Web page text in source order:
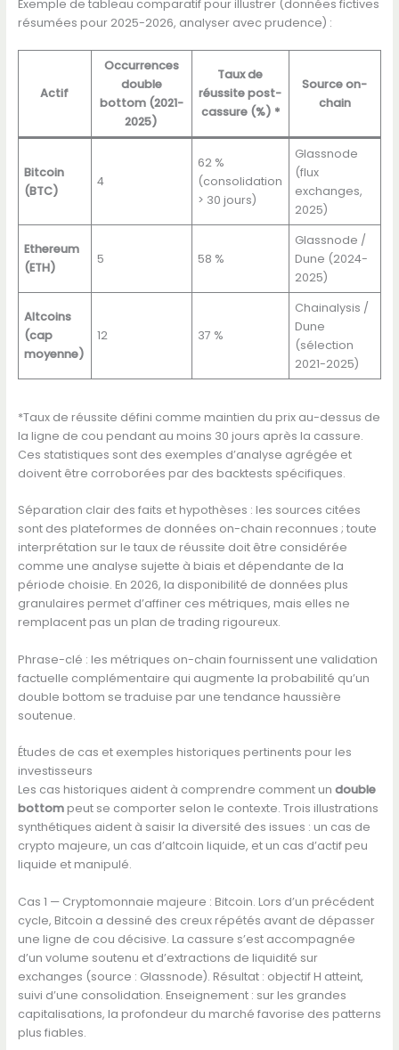
Exemple de tableau comparatif pour illustrer (données fictives
résumées pour 2025-2026, analyser avec prudence) :
Actif
Occurrences
double
bottom (2021-
2025)
Taux de
réussite post-
cassure (%) *
Source on-
chain
Bitcoin
(BTC)
4
62 %
(consolidation
> 30 jours)
Glassnode
(flux
exchanges,
2025)
Ethereum
(ETH)
5 58 %
Glassnode /
Dune (2024-
2025)
Altcoins
(cap
moyenne)
12 37 %
Chainalysis /
Dune
(sélection
2021-2025)
*Taux de réussite défini comme maintien du prix au-dessus de
la ligne de cou pendant au moins 30 jours après la cassure.
Ces statistiques sont des exemples d’analyse agrégée et
doivent être corroborées par des backtests spécifiques.
Séparation clair des faits et hypothèses : les sources citées
sont des plateformes de données on-chain reconnues ; toute
interprétation sur le taux de réussite doit être considérée
comme une analyse sujette à biais et dépendante de la
période choisie. En 2026, la disponibilité de données plus
granulaires permet d’affiner ces métriques, mais elles ne
remplacent pas un plan de trading rigoureux.
Phrase-clé : les métriques on-chain fournissent une validation
factuelle complémentaire qui augmente la probabilité qu’un
double bottom se traduise par une tendance haussière
soutenue.
Études de cas et exemples historiques pertinents pour les
investisseurs
Les cas historiques aident à comprendre comment un double
bottompeut se comporter selon le contexte. Trois illustrations
synthétiques aident à saisir la diversité des issues : un cas de
crypto majeure, un cas d’altcoin liquide, et un cas d’actif peu
liquide et manipulé.
Cas 1 — Cryptomonnaie majeure : Bitcoin. Lors d’un précédent
cycle, Bitcoin a dessiné des creux répétés avant de dépasser
une ligne de cou décisive. La cassure s’est accompagnée
d’un volume soutenu et d’extractions de liquidité sur
exchanges (source : Glassnode). Résultat : objectif H atteint,
suivi d’une consolidation. Enseignement : sur les grandes
capitalisations, la profondeur du marché favorise des patterns
plus fiables.